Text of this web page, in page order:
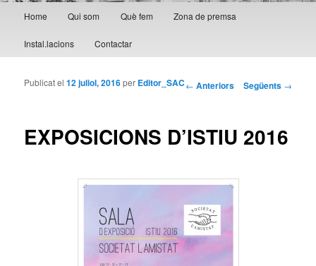
Aneu al contingut principal
Aneu al contingut secundari
Home Qui som Què fem Zona de premsa
Instal.lacions Contactar
Navegació per les
← Anteriors Següents →
EXPOSICIONS D’ISTIU 2016
Publicat el12 juliol, 2016per Editor_SAC